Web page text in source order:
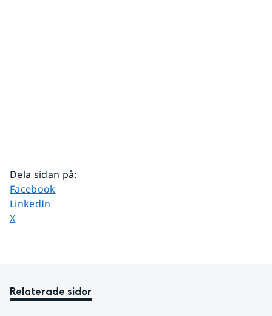
Dela sidan på:
Dela sidan på
Facebook
Dela sidan på
LinkedIn
Dela sidan på
X
Relaterade sidor